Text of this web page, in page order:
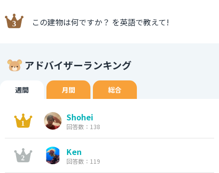
この建物は何ですか？ を英語で教えて!
アドバイザーランキング
週間 月間 総合
Shohei
回答数：138
Ken
回答数：119